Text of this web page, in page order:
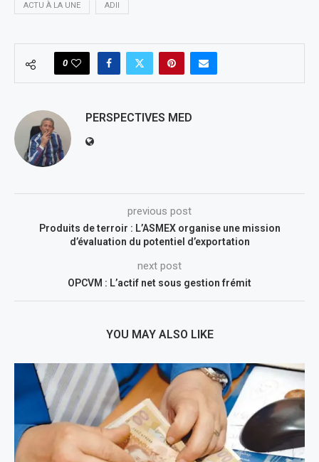
ACTU À LA UNE ADII
0
PERSPECTIVES MED
previous post
Produits de terroir : L’ASMEX organise une mission
d’évaluation du potentiel d’exportation
next post
OPCVM : L’actif net sous gestion frémit
YOU MAY ALSO LIKE